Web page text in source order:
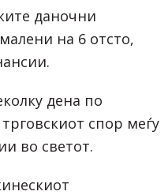
даночни
на 6 отсто,
дена по
спор меѓу
во светот.